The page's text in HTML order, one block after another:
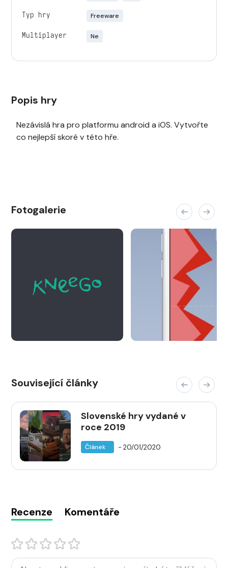
Typ hry Freeware
Multiplayer Ne
Popis hry
Nezávislá hra pro platformu android a iOS. Vytvořte
co nejlepší skoré v této hře.
Fotogalerie
Související články
Slovenské hry vydané v
roce 2019
Článek - 20/01/2020
Recenze Komentáře